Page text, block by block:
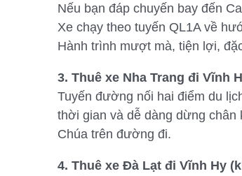
Nếu bạn đáp chuyến bay đến
Xe chạy theo tuyến QL1A về
Hành trình mượt mà, tiện lợi,
3. Thuê xe Nha Trang đi Vĩnh
Tuyến đường nối hai điểm du
thời gian và dễ dàng dừng
Chúa trên đường đi.
4. Thuê xe Đà Lạt đi Vĩnh Hy